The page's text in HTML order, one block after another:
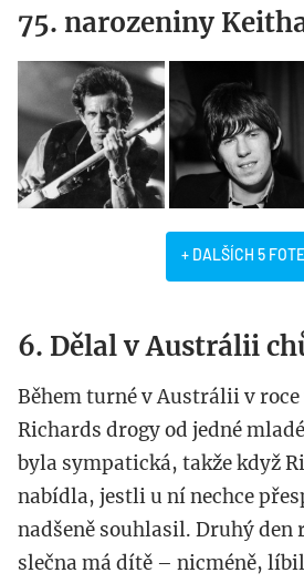
75. narozeniny
+ DALŠÍCH 5
6. Dělal v Austrálii
Během turné v Austrálii v roce
Richards drogy od jedné
byla sympatická, takže když
nabídla, jestli u ní nechce
nadšeně souhlasil. Druhý den
slečna má dítě – nicméně,